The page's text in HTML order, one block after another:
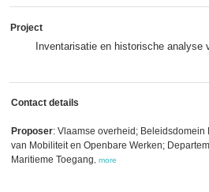
Project
Inventarisatie en historische analyse
Contact details
Proposer: Vlaamse overheid;
van Mobiliteit en Openbare Werken;
Maritieme Toegang
more